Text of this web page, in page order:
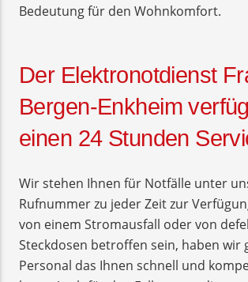
Bedeutung für den Wohnkomfort.
Der Elektronotdienst
Bergen-Enkheim
einen 24 Stunden
Wir stehen Ihnen für Notfälle unter
Rufnummer zu jeder Zeit zur
von einem Stromausfall oder von
Steckdosen betroffen sein, haben wir
Personal das Ihnen schnell und